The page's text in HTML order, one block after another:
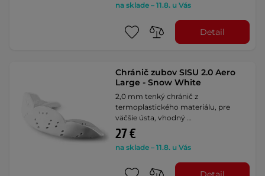
na sklade – 11.8. u Vás
Detail
Chránič zubov SISU 2.0 Aero
Large - Snow White
2,0 mm tenký chránič z
termoplastického materiálu, pre
väčšie ústa, vhodný …
27 €
na sklade – 11.8. u Vás